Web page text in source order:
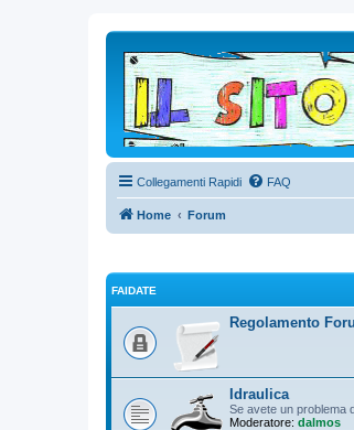
Collegamenti Rapidi FAQ
Home Forum
FAIDATE
Regolamento
Idraulica
Se avete un problema
Moderatore: dalmos